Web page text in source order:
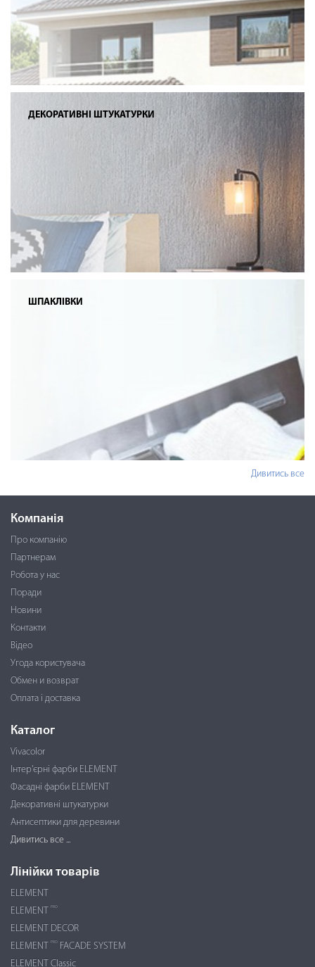
ДЕКОРАТИВНІ ШТУКАТУРКИ
ШПАКЛІВКИ
Дивитись все
Компанія
Про компанію
Партнерам
Робота у нас
Поради
Новини
Контакти
Відео
Угода користувача
Обмен и возврат
Оплата і доставка
Каталог
Vivacolor
Інтер'єрні фарби ELEMENT
Фасадні фарби ELEMENT
Декоративні штукатурки
Антисептики для деревини
Дивитись все ...
Лінійки товарів
ELEMENT
ELEMENT
PRO
ELEMENT DECOR
ELEMENT
PRO
FACADE SYSTEM
ELEMENT Classic